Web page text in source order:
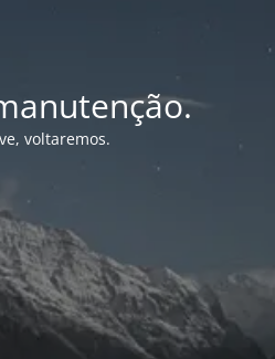
voltaremos.